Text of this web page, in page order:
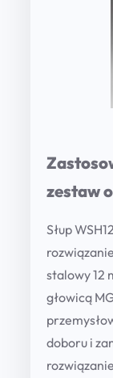
zestaw
Słup
stalowy 12
głowicą
doboru i